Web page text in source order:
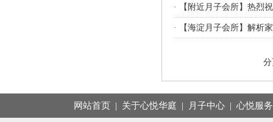
· 【附近月子会所】热烈
· 【海淀月子会所】解析
网站首页 | 关于心悦华庭 | 月子中心 |心悦服务